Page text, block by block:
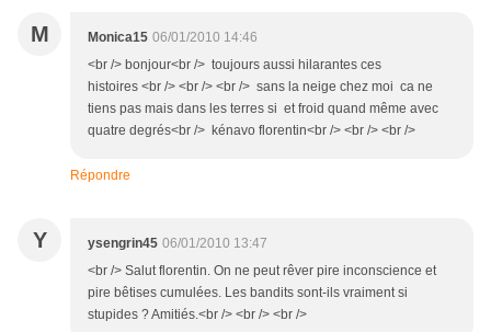
M Monica15 06/01/2010 14:46
<br /> bonjour<br /> toujours aussi hilarantes ces
histoires <br /> <br /> <br /> sans la neige chez moi ca ne
tiens pas mais dans les terres si et froid quand même avec
quatre degrés<br /> kénavo florentin<br /> <br /> <br />
Répondre
Y ysengrin45 06/01/2010 13:47
<br /> Salut florentin. On ne peut rêver pire inconscience et
pire bêtises cumulées. Les bandits sont-ils vraiment si
stupides ? Amitiés.<br /> <br /> <br />